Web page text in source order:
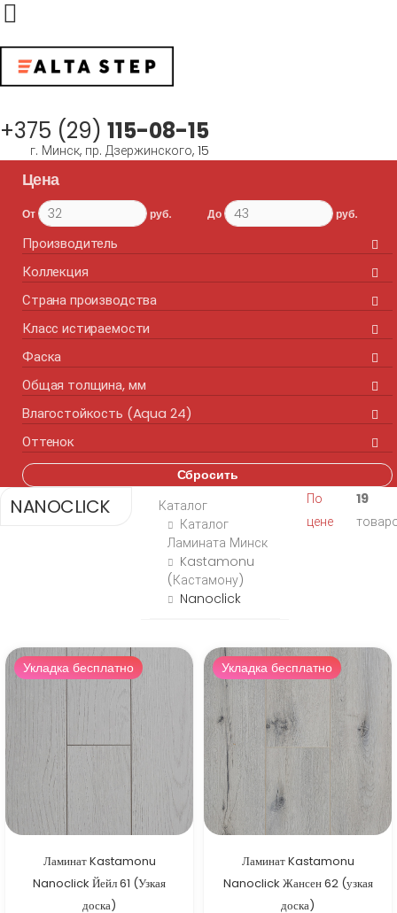
Меню
+375 (29) 115-08-15
г. Минск, пр. Дзержинского, 15
Цена
От руб. До руб.
Производитель
Коллекция
Страна производства
Класс истираемости
Фаска
Общая толщина, мм
Влагостойкость (Aqua 24)
Оттенок
Сбросить
NANOCLICK
Каталог
Каталог
Ламината Минск
Kastamonu
(Кастамону)
Nanoclick
По
цене
19
Укладка бесплатно
Ламинат Kastamonu
Nanoclick Йейл 61 (Узкая
доска)
Укладка бесплатно
Ламинат Kastamonu
Nanoclick Жансен 62 (узкая
доска)